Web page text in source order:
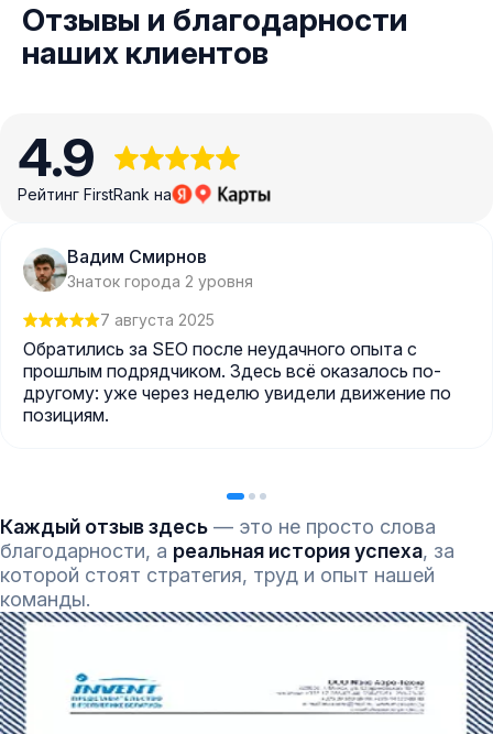
Отзывы и благодарности
наших клиентов
4.9
Рейтинг FirstRank на
Вадим Смирнов
Знаток города 2 уровня
7 августа 2025
Обратились за SEO после неудачного опыта с
прошлым подрядчиком. Здесь всё оказалось по-
другому: уже через неделю увидели движение по
позициям.
Каждый отзыв здесь — это не просто слова
благодарности, а реальная история успеха, за
которой стоят стратегия, труд и опыт нашей
команды.